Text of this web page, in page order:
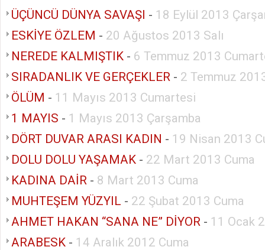
ÜÇÜNCÜ DÜNYA SAVAŞI - 18 Eylül 2013
ESKİYE ÖZLEM - 20 Ağustos 2013 Salı
NEREDE KALMIŞTIK - 6 Temmuz 2013
SIRADANLIK VE GERÇEKLER - 2 Temmuz
ÖLÜM - 11 Mayıs 2013 Cumartesi
1 MAYIS - 1 Mayıs 2013 Çarşamba
DÖRT DUVAR ARASI KADIN - 19 Nisan 2013
DOLU DOLU YAŞAMAK - 22 Mart 2013 Cuma
KADINA DAİR - 8 Mart 2013 Cuma
MUHTEŞEM YÜZYIL - 22 Şubat 2013 Cuma
AHMET HAKAN “SANA NE” DİYOR - 11 Ocak
ARABESK - 14 Aralık 2012 Cuma